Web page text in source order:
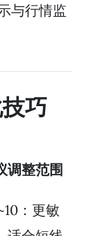
与行情监
巧
调整范围
：更敏